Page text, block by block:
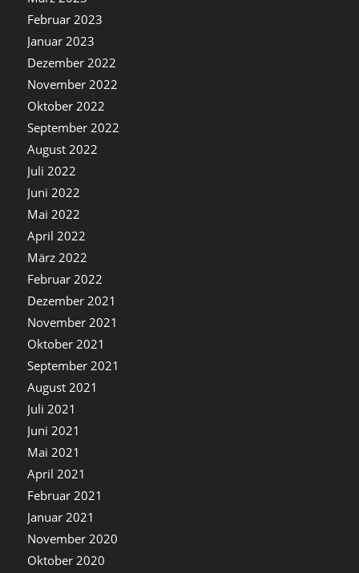
Februar 2023
Januar 2023
Dezember 2022
November 2022
Oktober 2022
September 2022
August 2022
Juli 2022
Juni 2022
Mai 2022
April 2022
März 2022
Februar 2022
Dezember 2021
November 2021
Oktober 2021
September 2021
August 2021
Juli 2021
Juni 2021
Mai 2021
April 2021
Februar 2021
Januar 2021
November 2020
Oktober 2020